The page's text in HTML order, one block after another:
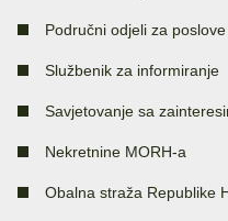
Područni odjeli za
Službenik za informiranje
Savjetovanje sa
Nekretnine MORH-a
Obalna straža Republike